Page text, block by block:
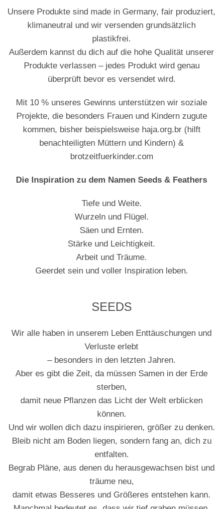
Unsere Produkte sind made in Germany, fair produziert,
klimaneutral und wir versenden grundsätzlich
plastikfrei.
Außerdem kannst du dich auf die hohe Qualität unserer
Produkte verlassen – jedes Produkt wird genau
überprüft bevor es versendet wird.
Mit 10 % unseres Gewinns unterstützen wir soziale
Projekte, die besonders Frauen und Kindern zugute
kommen, bisher beispielsweise haja.org.br (hilft
benachteiligten Müttern und Kindern) &
brotzeitfuerkinder.com
Die Inspiration zu dem Namen Seeds & Feathers
Tiefe und Weite.
Wurzeln und Flügel.
Säen und Ernten.
Stärke und Leichtigkeit.
Arbeit und Träume.
Geerdet sein und voller Inspiration leben.
SEEDS
Wir alle haben in unserem Leben Enttäuschungen und
Verluste erlebt
– besonders in den letzten Jahren.
Aber es gibt die Zeit, da müssen Samen in der Erde
sterben,
damit neue Pflanzen das Licht der Welt erblicken
können.
Und wir wollen dich dazu inspirieren, größer zu denken.
Bleib nicht am Boden liegen, sondern fang an, dich zu
entfalten.
Begrab Pläne, aus denen du herausgewachsen bist und
träume neu,
damit etwas Besseres und Größeres entstehen kann.